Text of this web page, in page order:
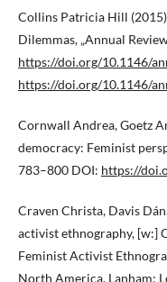
Collins Patricia Hill
Dilemmas, „Annual
https://doi.org/10.1146/
https://doi.org/10.1146/
Cornwall Andrea, Goetz
democracy: Feminist
783–800 DOI: https://
Craven Christa, Davis
activist ethnography, [w:]
Feminist Activist
North America, Lanham: